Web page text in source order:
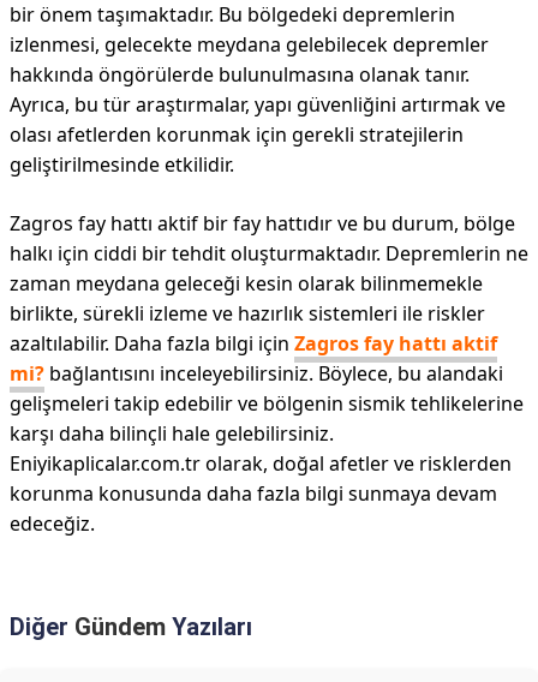
bir önem taşımaktadır. Bu bölgedeki depremlerin
izlenmesi, gelecekte meydana gelebilecek depremler
hakkında öngörülerde bulunulmasına olanak tanır.
Ayrıca, bu tür araştırmalar, yapı güvenliğini artırmak ve
olası afetlerden korunmak için gerekli stratejilerin
geliştirilmesinde etkilidir.
Zagros fay hattı aktif bir fay hattıdır ve bu durum, bölge
halkı için ciddi bir tehdit oluşturmaktadır. Depremlerin ne
zaman meydana geleceği kesin olarak bilinmemekle
birlikte, sürekli izleme ve hazırlık sistemleri ile riskler
azaltılabilir. Daha fazla bilgi için Zagros fay hattı aktif
mi? bağlantısını inceleyebilirsiniz. Böylece, bu alandaki
gelişmeleri takip edebilir ve bölgenin sismik tehlikelerine
karşı daha bilinçli hale gelebilirsiniz.
Eniyikaplicalar.com.tr olarak, doğal afetler ve risklerden
korunma konusunda daha fazla bilgi sunmaya devam
edeceğiz.
Diğer Gündem Yazıları